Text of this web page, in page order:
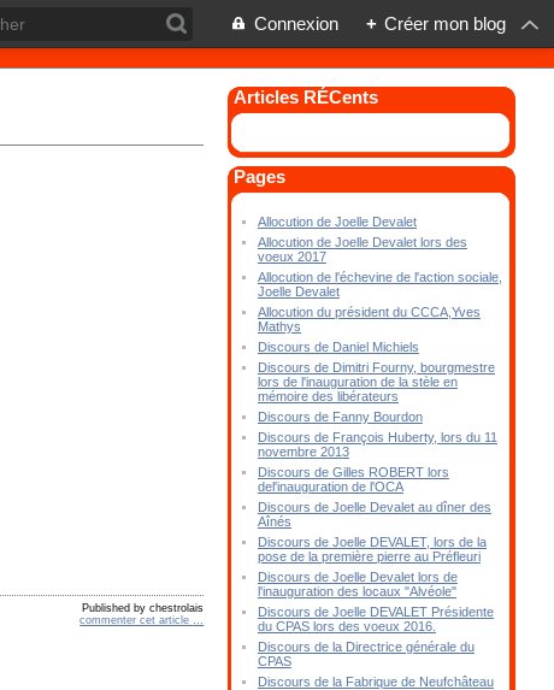
Connexion + Créer mon blog
Published by chestrolais
commenter cet article
Articles RÉCents
Pages
Allocution de Joelle Devalet
Allocution de Joelle Devalet lors des
voeux 2017
Allocution de l'échevine de l'action sociale,
Joelle Devalet
Allocution du président du CCCA,Yves
Mathys
Discours de Daniel Michiels
Discours de Dimitri Fourny, bourgmestre
lors de l'inauguration de la stèle en
mémoire des libérateurs
Discours de Fanny Bourdon
Discours de François Huberty, lors du 11
novembre 2013
Discours de Gilles ROBERT lors
del'inauguration de l'OCA
Discours de Joelle Devalet au dîner des
Aînés
Discours de Joelle DEVALET, lors de la
pose de la première pierre au Préfleuri
Discours de Joelle Devalet lors de
l'inauguration des locaux "Alvéole"
Discours de Joelle DEVALET Présidente
du CPAS lors des voeux 2016.
Discours de la Directrice générale du
CPAS
Discours de la Fabrique de Neufchâteau